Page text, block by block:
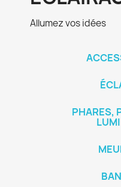
Allumez vos idées
PHARES,